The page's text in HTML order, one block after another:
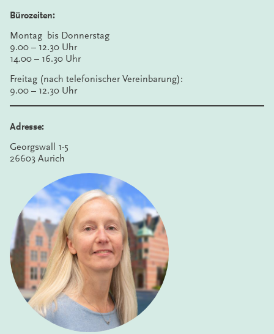
Bürozeiten:
Montag bis Donnerstag
9.00 – 12.30 Uhr
14.00 – 16.30 Uhr
Freitag (nach telefonischer Vereinbarung):
9.00 – 12.30 Uhr
Adresse:
Georgswall 1-5
26603 Aurich